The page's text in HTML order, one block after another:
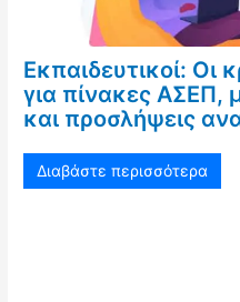
Εκπαιδευτικοί: Οι
για πίνακες ΑΣΕΠ,
και προσλήψεις
Διαβάστε περισσότερα